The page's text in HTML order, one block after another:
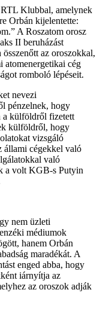
Klubbal, amelynek
Orbán kijelentette:
A Roszatom orosz
II beruházást
az oroszokkal,
atomenergetikai cég
romboló lépéseit.
nevezi
pénzelnek, hogy
a külföldről fizetett
külföldről, hogy
vizsgáló
állami cégekkel való
való
a volt KGB-s Putyin
nem üzleti
médiumok
hanem Orbán
maradékát. A
enged abba, hogy
iárnyítja az
az oroszok adják